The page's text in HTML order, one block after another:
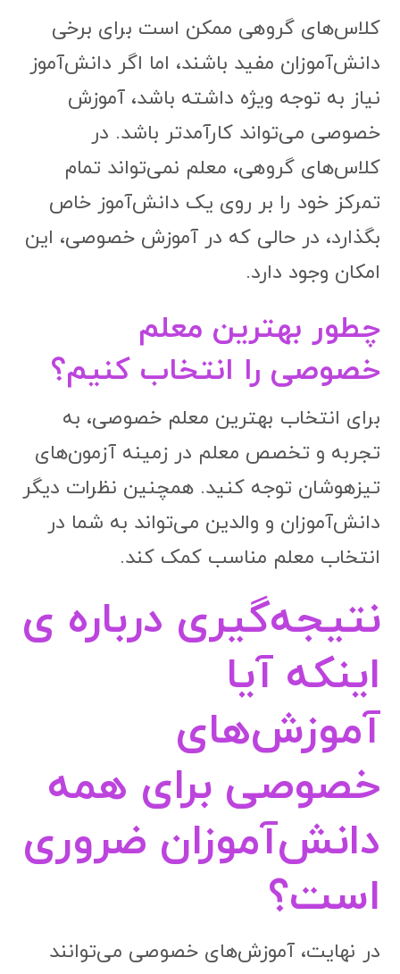
کلاس‌های گروهی ممکن است برای برخی
دانش‌آموزان مفید باشند، اما اگر دانش‌آموز
نیاز به توجه ویژه داشته باشد، آموزش
خصوصی می‌تواند کارآمدتر باشد. در
کلاس‌های گروهی، معلم نمی‌تواند تمام
تمرکز خود را بر روی یک دانش‌آموز خاص
بگذارد، در حالی که در آموزش خصوصی، این
امکان وجود دارد.
چطور بهترین معلم
خصوصی را انتخاب کنیم؟
برای انتخاب بهترین معلم خصوصی، به
تجربه و تخصص معلم در زمینه آزمون‌های
تیزهوشان توجه کنید. همچنین نظرات دیگر
دانش‌آموزان و والدین می‌تواند به شما در
انتخاب معلم مناسب کمک کند.
نتیجه‌گیری درباره ی
اینکه آیا
آموزش‌های
خصوصی برای همه
دانش‌آموزان ضروری
است؟
در نهایت، آموزش‌های خصوصی می‌توانند